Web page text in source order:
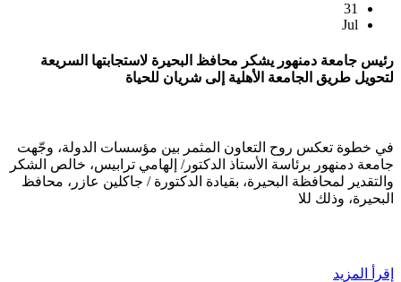
31
Jul
رئيس جامعة دمنهور يشكر محافظ البحيرة لاستجابتها السريعة
لتحويل طريق الجامعة الأهلية إلى شريان للحياة
في خطوة تعكس روح التعاون المثمر بين مؤسسات الدولة، وجّهت
جامعة دمنهور برئاسة الأستاذ الدكتور/ إلهامي ترابيس، خالص الشكر
والتقدير لمحافظة البحيرة، بقيادة الدكتورة / جاكلين عازر، محافظ
البحيرة، وذلك للا
إقرأ المزيد